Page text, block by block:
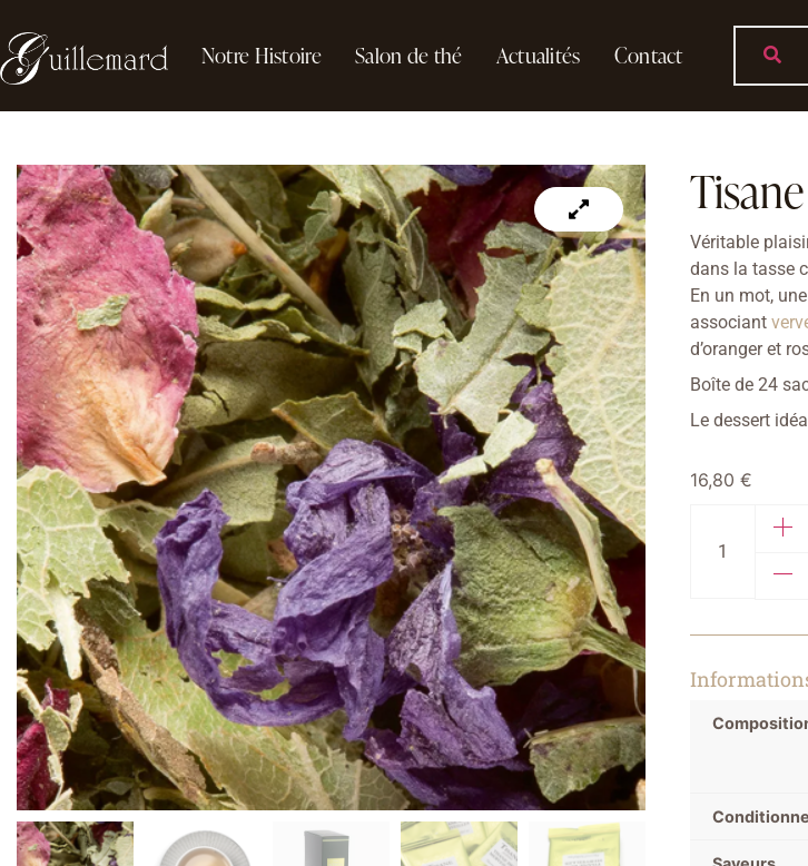
Notre Histoire Salon de thé Actualités Contact
Véritable
dans la tasse
En un mot,
associant
d’oranger et
Boîte de 24
Le dessert
16,80 €